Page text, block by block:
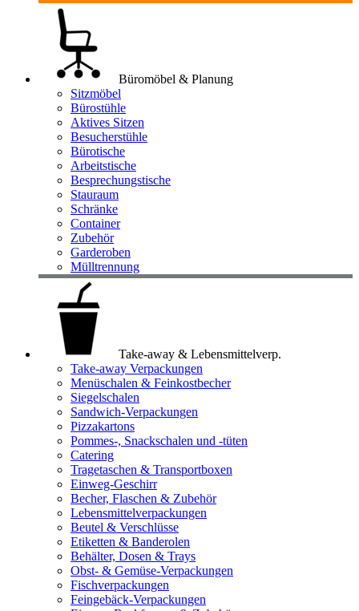
Büromöbel & Planung
Sitzmöbel
Bürostühle
Aktives Sitzen
Besucherstühle
Bürotische
Arbeitstische
Besprechungstische
Stauraum
Schränke
Container
Zubehör
Garderoben
Mülltrennung
Take-away & Lebensmittelverp.
Take-away Verpackungen
Menüschalen & Feinkostbecher
Siegelschalen
Sandwich-Verpackungen
Pizzakartons
Pommes-, Snackschalen und -tüten
Catering
Tragetaschen & Transportboxen
Einweg-Geschirr
Becher, Flaschen & Zubehör
Lebensmittelverpackungen
Beutel & Verschlüsse
Etiketten & Banderolen
Behälter, Dosen & Trays
Obst- & Gemüse-Verpackungen
Fischverpackungen
Feingebäck-Verpackungen